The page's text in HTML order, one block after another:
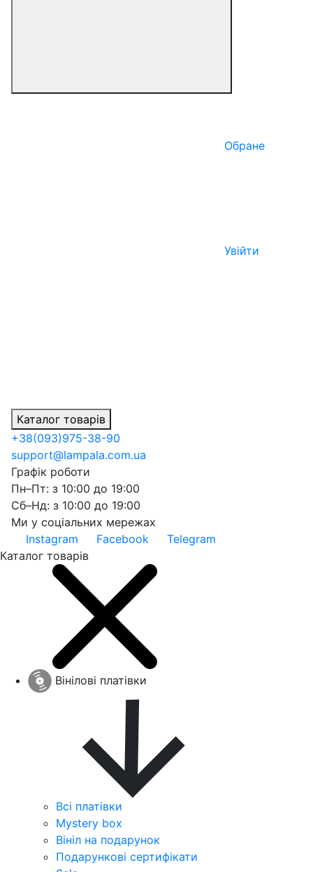
Обране
Увійти
Каталог товарів
+38(093)975-38-90
support@lampala.com.ua
Графік роботи
Пн–Пт: з 10:00 до 19:00
Сб–Нд: з 10:00 до 19:00
Ми у соціальних мережах
Instagram
Facebook
Telegram
Каталог товарів
Вінілові платівки
Всі платівки
Mystery box
Вініл на подарунок
Подарункові сертифікати